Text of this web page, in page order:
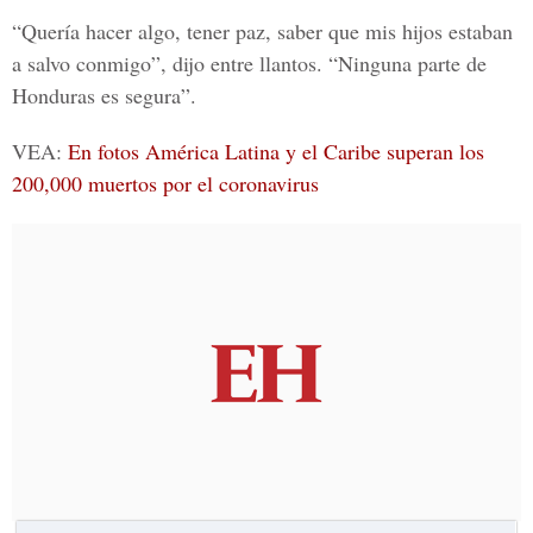
“Quería hacer algo, tener paz, saber que mis hijos estaban
a salvo conmigo”, dijo entre llantos. “Ninguna parte de
Honduras es segura”.
VEA: En fotos América Latina y el Caribe superan los
200,000 muertos por el coronavirus